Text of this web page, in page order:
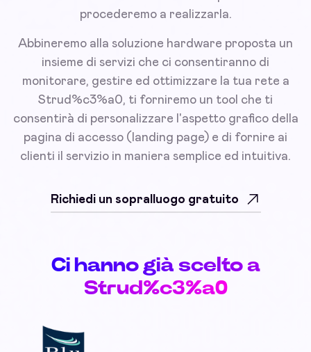
procederemo a realizzarla.
Abbineremo alla soluzione hardware proposta un
insieme di servizi che ci consentiranno di
monitorare, gestire ed ottimizzare la tua rete a
Strud%c3%a0, ti forniremo un tool che ti
consentirà di personalizzare l'aspetto grafico della
pagina di accesso (landing page) e di fornire ai
clienti il servizio in maniera semplice ed intuitiva.
Richiedi un sopralluogo gratuito
Ci hanno già scelto a
Strud%c3%a0